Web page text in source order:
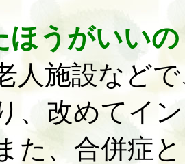
うがいいの
人施設など
、改めてイ
た、合併症